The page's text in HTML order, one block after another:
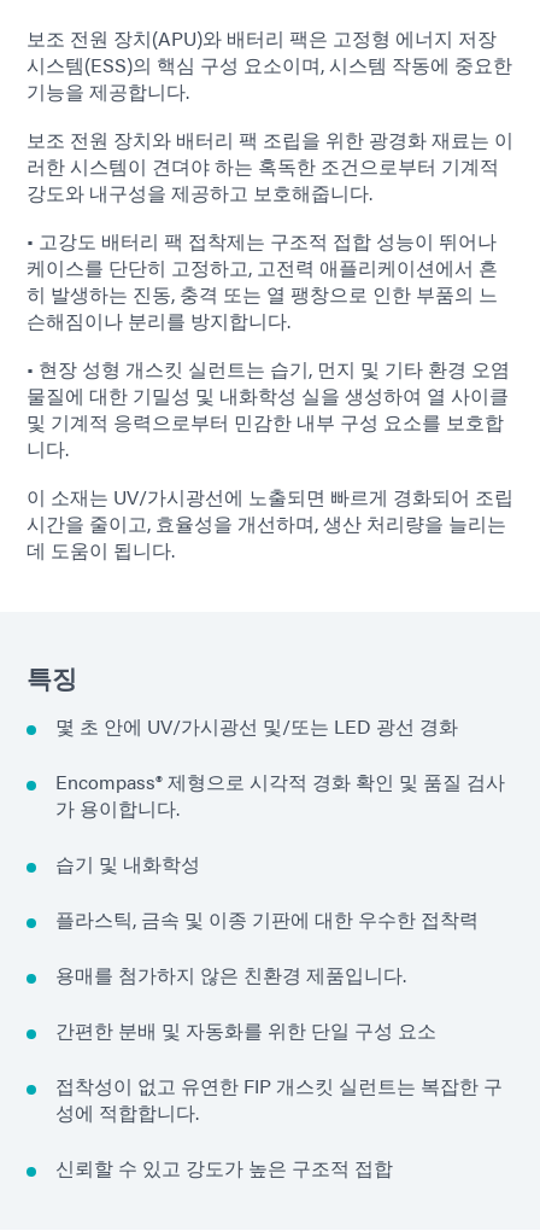
보조 전원 장치(APU)와 배터리 팩은 고정형 에너지 저장
시스템(ESS)의 핵심 구성 요소이며, 시스템 작동에 중요한
기능을 제공합니다.
보조 전원 장치와 배터리 팩 조립을 위한 광경화 재료는 이
러한 시스템이 견뎌야 하는 혹독한 조건으로부터 기계적
강도와 내구성을 제공하고 보호해줍니다.
• 고강도 배터리 팩 접착제는 구조적 접합 성능이 뛰어나
케이스를 단단히 고정하고, 고전력 애플리케이션에서 흔
히 발생하는 진동, 충격 또는 열 팽창으로 인한 부품의 느
슨해짐이나 분리를 방지합니다.
• 현장 성형 개스킷 실런트는 습기, 먼지 및 기타 환경 오염
물질에 대한 기밀성 및 내화학성 실을 생성하여 열 사이클
및 기계적 응력으로부터 민감한 내부 구성 요소를 보호합
니다.
이 소재는 UV/가시광선에 노출되면 빠르게 경화되어 조립
시간을 줄이고, 효율성을 개선하며, 생산 처리량을 늘리는
데 도움이 됩니다.
특징
몇 초 안에 UV/가시광선 및/또는 LED 광선 경화
Encompass® 제형으로 시각적 경화 확인 및 품질 검사
가 용이합니다.
습기 및 내화학성
플라스틱, 금속 및 이종 기판에 대한 우수한 접착력
용매를 첨가하지 않은 친환경 제품입니다.
간편한 분배 및 자동화를 위한 단일 구성 요소
접착성이 없고 유연한 FIP 개스킷 실런트는 복잡한 구
성에 적합합니다.
신뢰할 수 있고 강도가 높은 구조적 접합